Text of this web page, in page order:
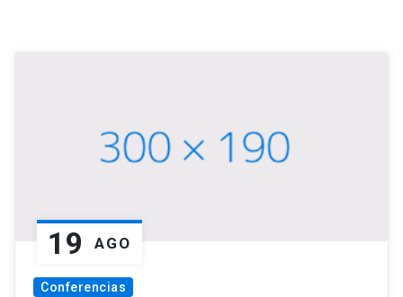
19 AGO
Conferencias